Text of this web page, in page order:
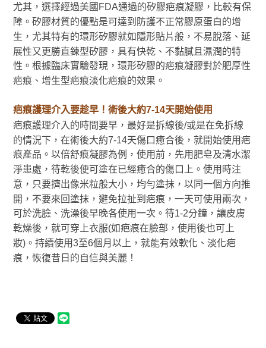
尤其，選擇經過美國FDA通過的矽膠疤痕凝膠，比較有保
障。矽膠材質的優點是可達到防護不正常膠原蛋白的增
生，尤其特有的環形矽膠就如隱形貼片般，不易脫落、延
展性又更勝直鍊型矽膠，具有快乾、不黏膩且濕潤的特
性。根據臨床實驗發現，環形矽膠的疤痕凝膠對於肥厚性
疤痕、增生型疤痕淡化疤痕的效果。
疤痕護理介入要趁早！術後大約7-14天開始使用
疤痕護理介入的時間要早，最好是拆線後/或是在免拆線
的情況下，在術後大約7-14天傷口癒合後，就開始使用疤
痕產品。以倍舒痕凝膠為例，使用前，先用肥皂及清水潔
淨患處，待乾後便可塗在已經癒合的傷口上。使用時注
意，只要擠出像米粒般大小，均勻塗抹，以同一個方向推
開，不要來回塗抹，避免拉扯到疤痕，一天可使用兩次，
可於洗臉、洗澡後早晚各使用一次。待1-2分鐘，讓皮膚
乾燥後，就可穿上衣服(如疤痕在臉部，使用後也可上
妝)。持續使用3至6個月以上，就能有效軟化、淡化疤
痕，恢復昔日的自信與美麗！